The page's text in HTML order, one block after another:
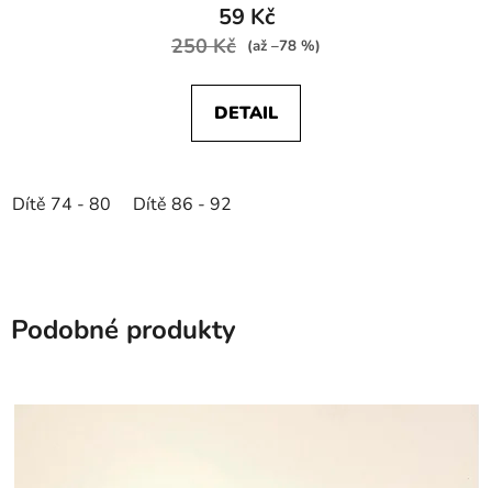
59 Kč
250 Kč (až –78 %)
DETAIL
Dítě 74 - 80 Dítě 86 - 92
Podobné produkty